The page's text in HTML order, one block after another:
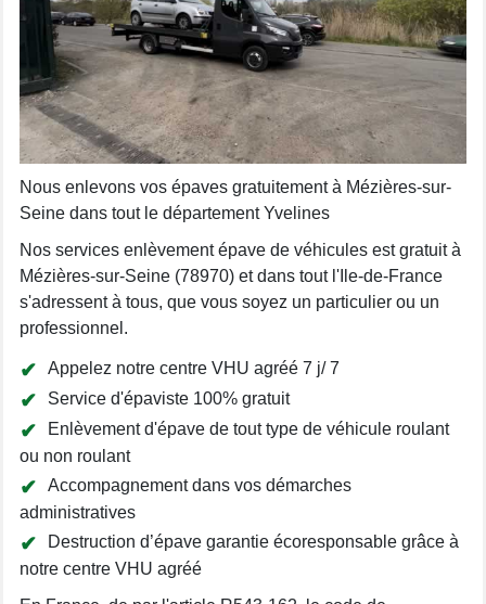
Nous enlevons vos épaves gratuitement à Mézières-sur-
Seine dans tout le département Yvelines
Nos services enlèvement épave de véhicules est gratuit à
Mézières-sur-Seine (78970) et dans tout l'Ile-de-France
s'adressent à tous, que vous soyez un particulier ou un
professionnel.
Appelez notre centre VHU agréé 7 j/ 7
Service d'épaviste 100% gratuit
Enlèvement d'épave de tout type de véhicule roulant
ou non roulant
Accompagnement dans vos démarches
administratives
Destruction d’épave garantie écoresponsable grâce à
notre centre VHU agréé